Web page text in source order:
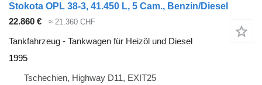
Stokota OPL 38-3, 41.450 L, 5 Cam., Benzin/Diesel
22.860 €
≈ 21.360 CHF
Tankfahrzeug - Tankwagen für Heizöl und Diesel
1995
Tschechien, Highway D11, EXIT25